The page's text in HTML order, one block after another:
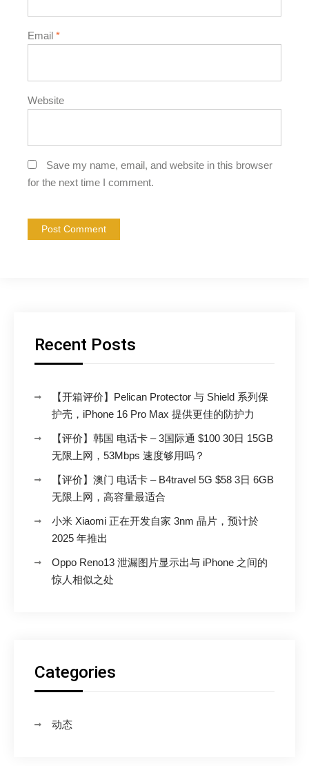
Email *
Website
Save my name, email, and website in this browser
for the next time I comment.
Recent Posts
【开箱评价】Pelican Protector 与 Shield 系列保
护壳，iPhone 16 Pro Max 提供更佳的防护力
【评价】韩国 电话卡 – 3国际通 $100 30日 15GB
无限上网，53Mbps 速度够用吗？
【评价】澳门 电话卡 – B4travel 5G $58 3日 6GB
无限上网，高容量最适合
小米 Xiaomi 正在开发自家 3nm 晶片，预计於
2025 年推出
Oppo Reno13 泄漏图片显示出与 iPhone 之间的
惊人相似之处
Categories
动态